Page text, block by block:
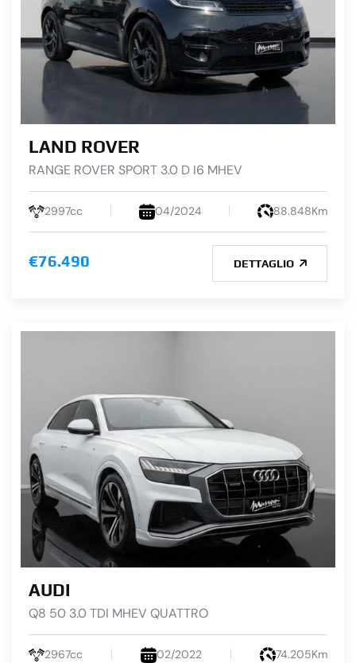
LAND ROVER
RANGE ROVER SPORT 3.0 D I6 MHEV
2997cc 04/2024 88.848Km
€76.490 DETTAGLIO
AUDI
Q8 50 3.0 TDI MHEV QUATTRO
2967cc 02/2022 74.205Km